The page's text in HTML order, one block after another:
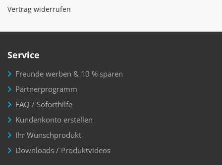
Vertrag widerrufen
Service
Freunde werben & 10 % sparen
Partnerprogramm
FAQ / Soforthilfe
Kundenkonto erstellen
Ihr Wunschprodukt
Downloads / Produktvideos